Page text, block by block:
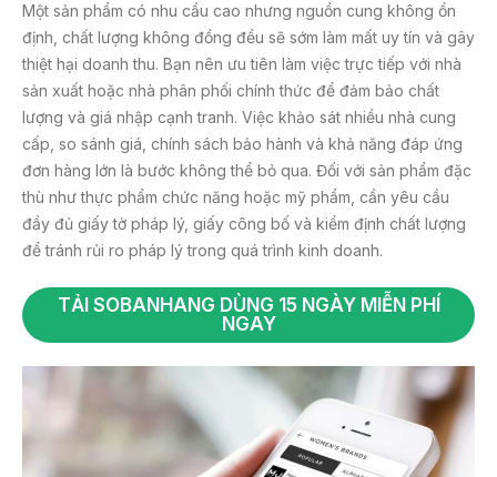
Một sản phẩm có nhu cầu cao nhưng nguồn cung không ổn
định, chất lượng không đồng đều sẽ sớm làm mất uy tín và gây
thiệt hại doanh thu. Bạn nên ưu tiên làm việc trực tiếp với nhà
sản xuất hoặc nhà phân phối chính thức để đảm bảo chất
lượng và giá nhập cạnh tranh. Việc khảo sát nhiều nhà cung
cấp, so sánh giá, chính sách bảo hành và khả năng đáp ứng
đơn hàng lớn là bước không thể bỏ qua. Đối với sản phẩm đặc
thù như thực phẩm chức năng hoặc mỹ phẩm, cần yêu cầu
đầy đủ giấy tờ pháp lý, giấy công bố và kiểm định chất lượng
để tránh rủi ro pháp lý trong quá trình kinh doanh.
TẢI SOBANHANG DÙNG 15 NGÀY MIỄN PHÍ
NGAY